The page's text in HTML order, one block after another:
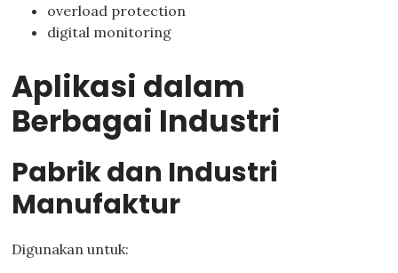
overload protection
digital monitoring
Aplikasi dalam
Berbagai Industri
Pabrik dan Industri
Manufaktur
Digunakan untuk: